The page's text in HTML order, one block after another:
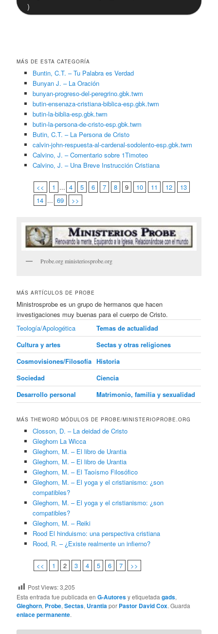
)
MÁS DE ESTA CATEGORÍA
Buntin, C.T. – Tu Palabra es Verdad
Bunyan J. – La Oración
bunyan-progreso-del-peregrino.gbk.twm
butin-ensenaza-cristiana-biblica-esp.gbk.twm
butin-la-biblia-esp.gbk.twm
butin-la-persona-de-cristo-esp.gbk.twm
Butin, C.T. – La Persona de Cristo
calvin-john-respuesta-al-cardenal-sodolento-esp.gbk.twm
Calvino, J. – Comentario sobre 1Timoteo
Calvino, J. – Una Breve Instrucción Cristiana
<< 1 ... 4 5 6 7 8 9 10 11 12
13
14 ... 69 >>
Probe.org ministeriosprobe.org
MÁS ARTÍCULOS DE PROBE
Ministrosprobe es un grupo de hermanos que hacen
investigaciones muy buenas para el cuerpo de Cristo.
Teología/Apologética
Temas de actualidad
Cultura y artes
Sectas y otras religiones
Cosmovisiones/Filosofía Historia
Sociedad
Ciencia
Desarrollo personal
Matrimonio, familia y sexualidad
MÁS THEWORD MÓDULOS DE PROBE/MINISTERIOPROBE.ORG
Closson, D. – La deidad de Cristo
Gleghorn La Wicca
Gleghorn, M. – El libro de Urantia
Gleghorn, M. – El libro de Urantia
Gleghorn, M. – El Taoísmo Filosófico
Gleghorn, M. – El yoga y el cristianismo: ¿son
compatibles?
Gleghorn, M. – El yoga y el cristianismo: ¿son
compatibles?
Gleghorn, M. – Reiki
Rood El hinduismo: una perspectiva cristiana
Rood, R. – ¿Existe realmente un infierno?
<< 1 2 3 4 5 6 7 >>
Post Views:3,205
Esta entrada fue publicada enG-Autoresy etiquetadagads,
Gleghorn, Probe,Sectas, Urantiapor Pastor David Cox. Guarda
enlace permanente.